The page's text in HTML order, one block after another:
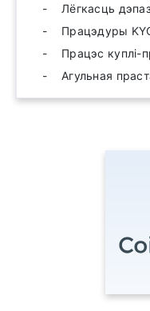
Лёгкасць
Працэдуры
Працэс куплі-
Агульная